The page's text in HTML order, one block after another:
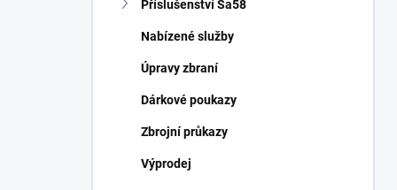
Příslušenství Sa58
Nabízené služby
Úpravy zbraní
Dárkové poukazy
Zbrojní průkazy
Výprodej